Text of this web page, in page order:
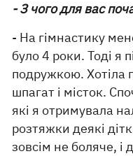
- З чого для вас
- На гімнастику
було 4 роки. Тоді я
подружкою. Хотіла
шпагат і місток.
які я отримувала
розтяжки деякі
зовсім не боляче,